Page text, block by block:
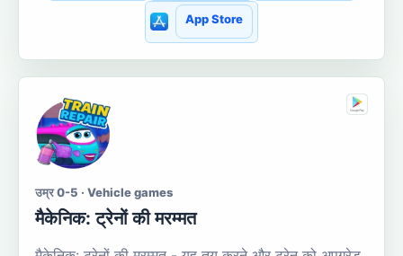
App Store
उम्र 0-5 · Vehicle games
मैकेनिक: ट्रेनों की मरम्मत